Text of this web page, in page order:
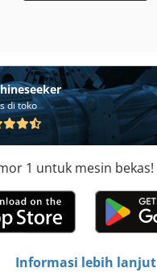
di toko
1 untuk mesin bekas!
Informasi lebih lanjut